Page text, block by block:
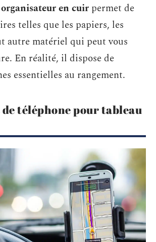
en cuir permet de
telles que les papiers, les
autre matériel qui peut vous
En réalité, il dispose de
essentielles au rangement.
téléphone pour tableau